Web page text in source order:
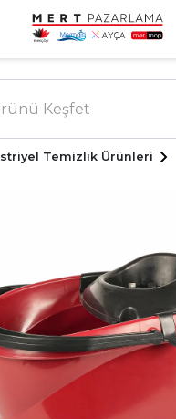
Temizlik Ürünleri